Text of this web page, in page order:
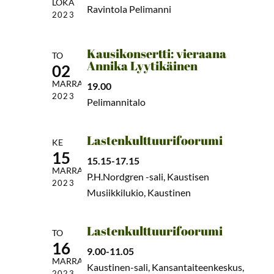
LOKA
2023
Ravintola Pelimanni
TO
02
MARRAS
2023
Kausikonsertti: vieraana
Annika Lyytikäinen
19.00
Pelimannitalo
KE
15
MARRAS
2023
Lastenkulttuurifoorumi
15.15-17.15
P.H.Nordgren -sali, Kaustisen
Musiikkilukio, Kaustinen
TO
16
MARRAS
Lastenkulttuurifoorumi
9.00-11.05
Kaustinen-sali, Kansantaiteenkeskus,